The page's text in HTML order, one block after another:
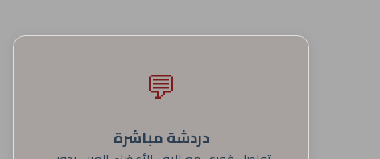
💬
دردشة مباشرة